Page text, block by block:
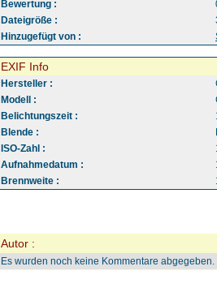
Bewertung :
Dateigröße :
Hinzugefügt von :
EXIF Info
Hersteller :
Modell :
Belichtungszeit :
Blende :
ISO-Zahl :
Aufnahmedatum :
Brennweite :
Autor :
Es wurden noch keine Kommentare abgegeben.